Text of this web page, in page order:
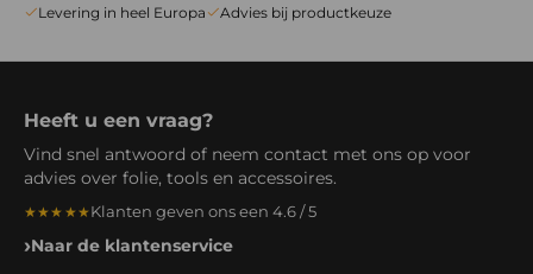
Levering in heel Europa Advies bij productkeuze
Heeft u een vraag?
Vind snel antwoord of neem contact met ons op voor
advies over folie, tools en accessoires.
★★★★★Klanten geven ons een 4.6 / 5
Naar de klantenservice